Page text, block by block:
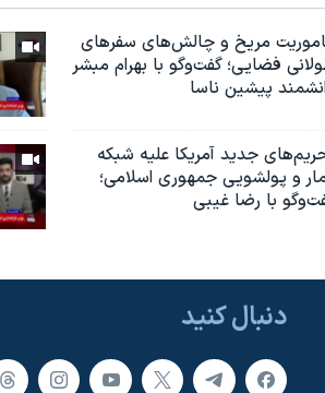
مریخ و چالش‌های سفرهای
فضایی؛ گفت‌وگو با بهرام مبشر
پیشین ناسا
جدید آمریکا علیه شبکه
و پولشویی جمهوری اسلامی؛
با رضا غیبی
دنبال کنید